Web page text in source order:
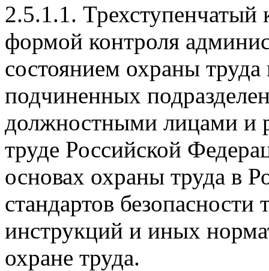
2.5.1.1. Трехступенчатый
формой контроля
состоянием охраны
подчиненных
должностными лицами и
труде Российской
основах охраны труда в
стандартов
инструкций и иных
охране труда.